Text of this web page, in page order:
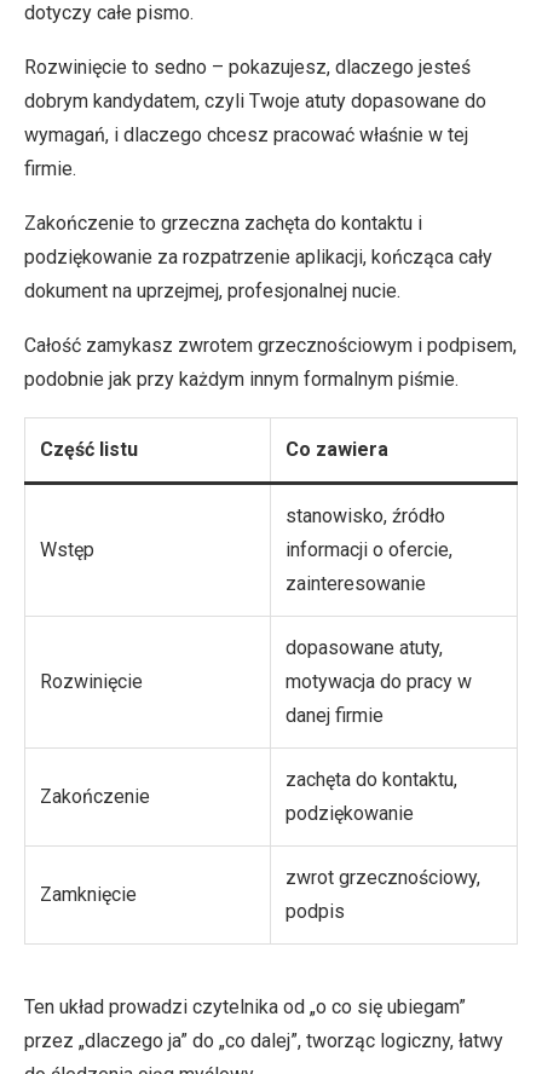
dotyczy całe pismo.
Rozwinięcie to sedno – pokazujesz, dlaczego jesteś
dobrym kandydatem, czyli Twoje atuty dopasowane do
wymagań, i dlaczego chcesz pracować właśnie w tej
firmie.
Zakończenie to grzeczna zachęta do kontaktu i
podziękowanie za rozpatrzenie aplikacji, kończąca cały
dokument na uprzejmej, profesjonalnej nucie.
Całość zamykasz zwrotem grzecznościowym i podpisem,
podobnie jak przy każdym innym formalnym piśmie.
Część listu Co zawiera
Wstęp
stanowisko, źródło
informacji o ofercie,
zainteresowanie
Rozwinięcie
dopasowane atuty,
motywacja do pracy w
danej firmie
Zakończenie
zachęta do kontaktu,
podziękowanie
Zamknięcie
zwrot grzecznościowy,
podpis
Ten układ prowadzi czytelnika od „o co się ubiegam”
przez „dlaczego ja” do „co dalej”, tworząc logiczny, łatwy